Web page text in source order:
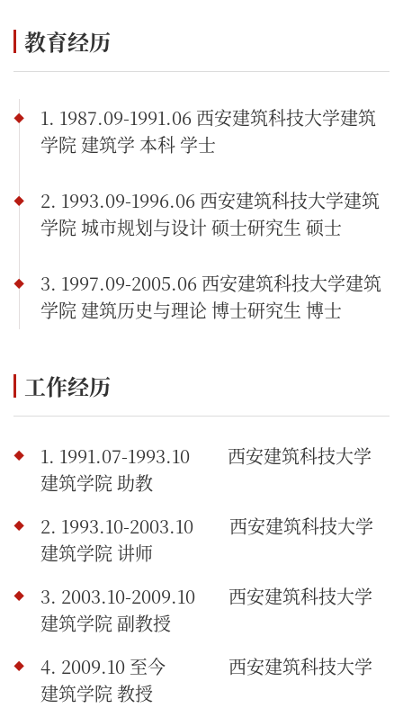
教育经历
1. 1987.09-1991.06 西安建筑科技大学建筑
学院 建筑学 本科 学士
2. 1993.09-1996.06 西安建筑科技大学建筑
学院 城市规划与设计 硕士研究生 硕士
3. 1997.09-2005.06 西安建筑科技大学建筑
学院 建筑历史与理论 博士研究生 博士
工作经历
1. 1991.07-1993.10
西安建筑科技大学
建筑学院 助教
2. 1993.10-2003.10 西安建筑科技大学
建筑学院 讲师
3. 2003.10-2009.10
西安建筑科技大学
建筑学院 副教授
4. 2009.10 至今 西安建筑科技大学
建筑学院 教授